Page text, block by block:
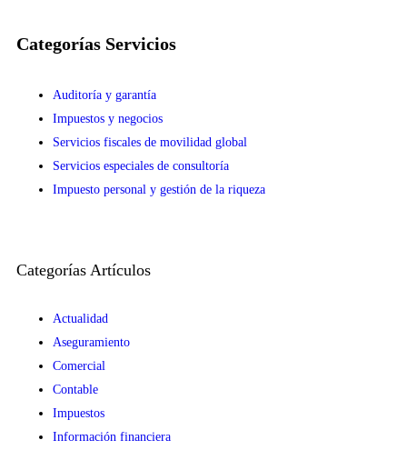
Categorías Servicios
Auditoría y garantía
Impuestos y negocios
Servicios fiscales de movilidad global
Servicios especiales de consultoría
Impuesto personal y gestión de la riqueza
Categorías Artículos
Actualidad
Aseguramiento
Comercial
Contable
Impuestos
Información financiera